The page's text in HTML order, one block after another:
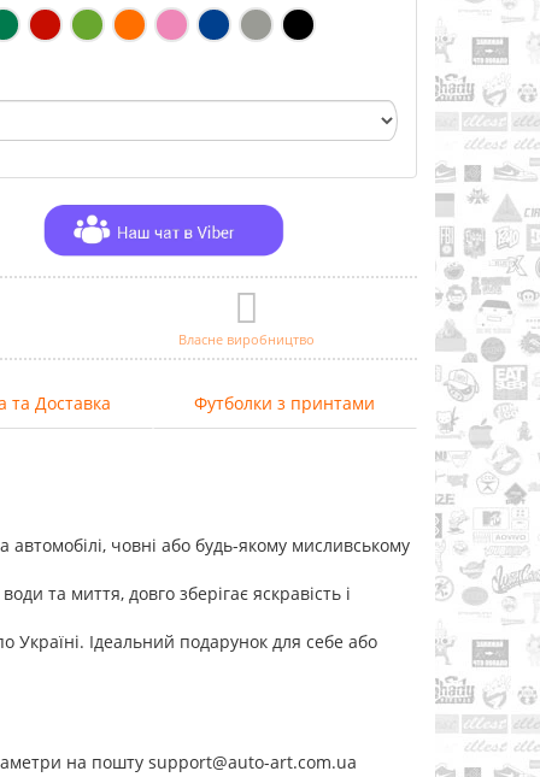
Власне виробництво
та Доставка Футболки з принтами
човні або будь-якому мисливському
та миття, довго зберігає яскравість і
Ідеальний подарунок для себе або
на пошту support@auto-art.com.ua